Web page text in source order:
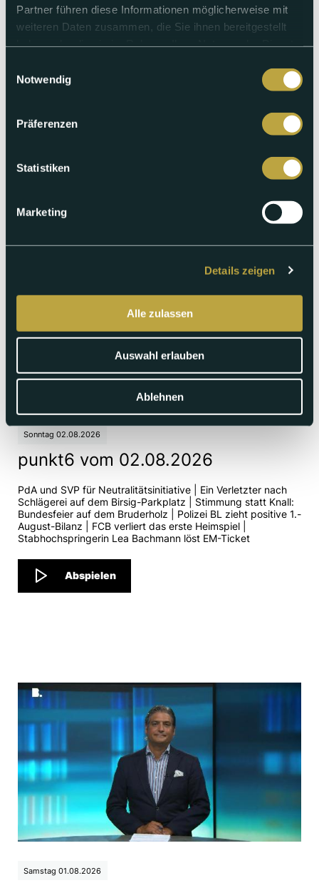
Partner führen diese Informationen möglicherweise mit
weiteren Daten zusammen, die Sie ihnen bereitgestellt
Notwendig
Präferenzen
Statistiken
Marketing
Details zeigen
Alle zulassen
Auswahl erlauben
Ablehnen
Montag 03.08.2026
punkt6 vom 03.08.2026
Legionellenausbruch in Basel: Eine Person verstorben |
Warteraum am Bahnhof Liestal bis auf Weiteres geschlossen
Sandoz bezahlt 450 Millionen Dollar in den USA | Bottminger
Villa wird zum urbanen Kunstprojekt | Andreas Dürr im
Sonntag 02.08.2026
punkt6 vom 02.08.2026
PdA und SVP für Neutralitätsinitiative | Ein Verletzter nach
Schlägerei auf dem Birsig-Parkplatz | Stimmung statt Knall:
Bundesfeier auf dem Bruderholz | Polizei BL zieht positive 1.-
August-Bilanz | FCB verliert das erste Heimspiel |
Stabhochspringerin Lea Bachmann löst EM-Ticket
Abspielen
Samstag 01.08.2026